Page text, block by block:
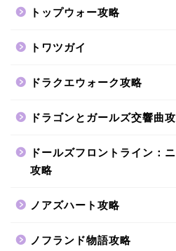
トップウォー攻略
トワツガイ
ドラクエウォーク攻略
ドラゴンとガールズ交響曲
ドールズフロントライン：
攻略
ノアズハート攻略
ノフランド物語攻略